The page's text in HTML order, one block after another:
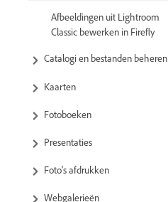
Afbeeldingen uit Lightroom
Classic bewerken in Firefly
Catalogi en bestanden beheren
Kaarten
Fotoboeken
Presentaties
Foto's afdrukken
Webgalerieën